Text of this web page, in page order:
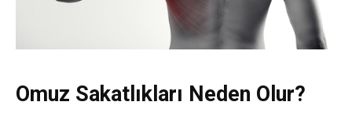
Omuz Sakatlıkları Neden Olur?